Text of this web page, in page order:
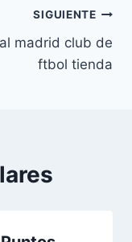
SIGUIENTE
madrid club de
ftbol tienda